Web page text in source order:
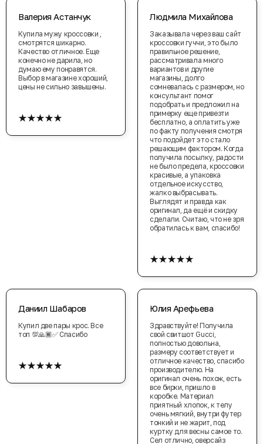
Валерия Астанчук
Купила мужу кроссовки ,
смотрятся шикарно.
Качество отличное. Еще
конечно не дарила, но
думаю ему понравятся.
Выбор в магазине хороший,
цены не сильно завышены.
★★★★★
Людмила Михайлова
Заказывала через ваш сайт
кроссовки гуччи, это было
правильное решение,
рассматривала много
вариантов и другие
магазины, долго
сомневалась с размером, но
консультант помог
подобрать и предложил на
примерку еще привезти
бесплатно, а оплатить уже
по факту получения смотря
что подойдет это стало
решающим фактором. Когда
получила посылку, радости
не было предела, кроссовки
красивые, а упаковка
отдельное искусство,
жалко выбрасывать.
Выглядят и правда как
оригинал, да ещё и скидку
сделали. Считаю, что не зря
обратилась к вам, спасибо!
★★★★★
Даниил Шабаров
Купил две пары крос. Все
топ 💯🙏🏾✅ Спасибо
★★★★★
Юлия Арефьева
Здравствуйте! Получила
свой свитшот Gucci,
полностью довольна,
размеру соответствует и
отличное качество, спасибо
производителю. На
оригинал очень похож, есть
все бирки, пришло в
коробке. Материал
приятный хлопок, к телу
очень мягкий, внутри футер
тонкий и не жарит, под
куртку для весны самое то.
Сел отлично, оверсайз